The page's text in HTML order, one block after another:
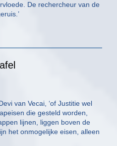
De rechercheur van de
van Vecai, ‘of Justitie wel
die gesteld worden,
lijnen, liggen boven de
het onmogelijke eisen, alleen